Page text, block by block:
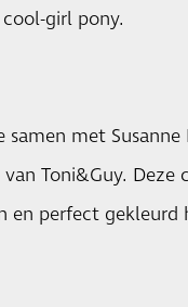
girl pony.
samen met
Toni&Guy.
perfect gekleurd